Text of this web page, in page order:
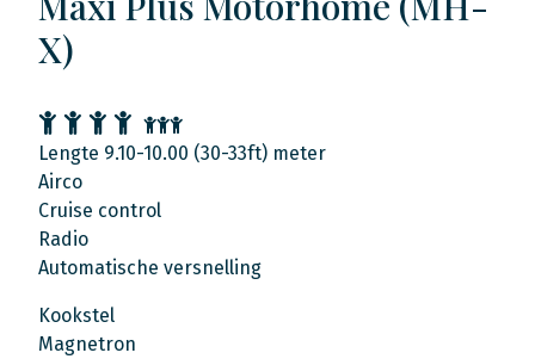
X)
Lengte 9.10-10.00 (30-33ft) meter
Airco
Cruise control
Radio
Automatische versnelling
Kookstel
Magnetron